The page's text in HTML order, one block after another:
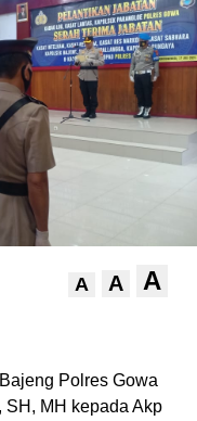
A A A
Polres Gowa
SH, MH kepada Akp